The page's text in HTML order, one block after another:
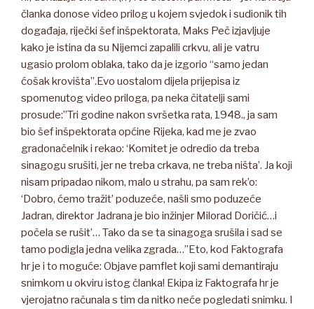
članka donose video prilog u kojem svjedok i sudionik tih
događaja, riječki šef inšpektorata, Maks Peč izjavljuje
kako je istina da su Nijemci zapalili crkvu, ali je vatru
ugasio prolom oblaka, tako da je izgorio “samo jedan
ćošak krovišta”.Evo uostalom dijela prijepisa iz
spomenutog video priloga, pa neka čitatelji sami
prosude:”Tri godine nakon svršetka rata, 1948., ja sam
bio šef inšpektorata općine Rijeka, kad me je zvao
gradonačelnik i rekao: ‘Komitet je odredio da treba
sinagogu srušiti, jer ne treba crkava, ne treba ništa’. Ja koji
nisam pripadao nikom, malo u strahu, pa sam rek’o:
‘Dobro, ćemo tražit’ poduzeće, našli smo poduzeće
Jadran, direktor Jadrana je bio inžinjer Milorad Doričić…i
počela se rušit’… Tako da se ta sinagoga srušila i sad se
tamo podigla jedna velika zgrada…”Eto, kod Faktografa
hr je i to moguće: Objave pamflet koji sami demantiraju
snimkom u okviru istog članka! Ekipa iz Faktografa hr je
vjerojatno računala s tim da nitko neće pogledati snimku. I